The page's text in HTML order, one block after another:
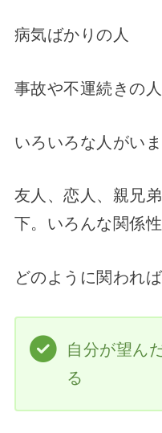
病気ばかりの人
事故や不運続きの人
いろいろな人がいま
友人、恋人、親兄
下。いろんな関係
どのように関われ
自分が望ん
る